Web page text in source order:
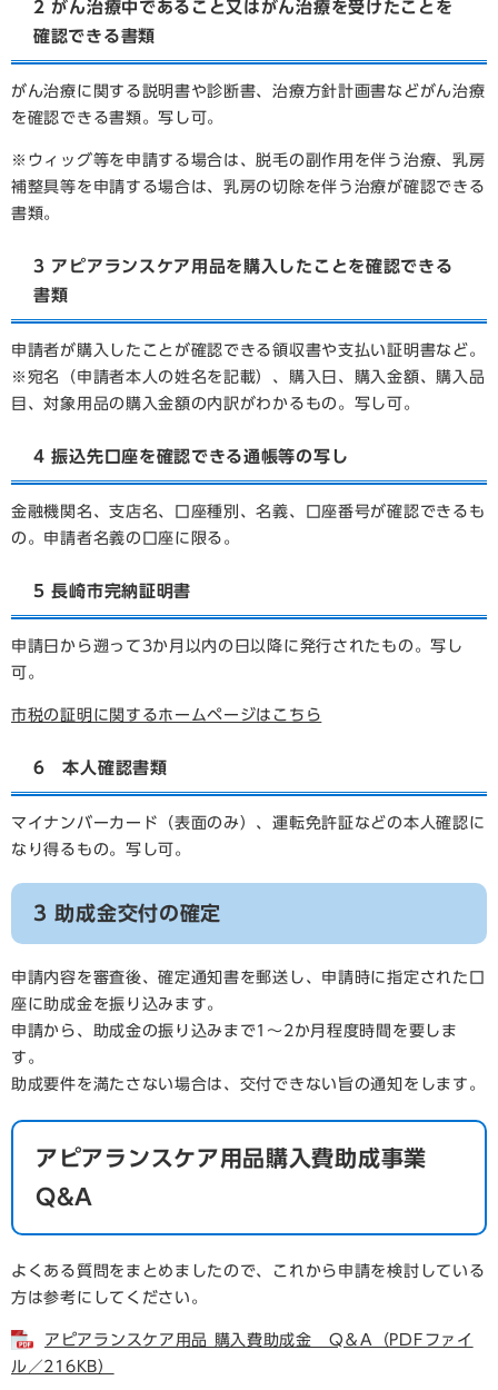
2 がん治療中であること又はがん治療を受けたことを
確認できる書類
がん治療に関する説明書や診断書、治療方針計画書などがん治療
を確認できる書類。写し可。
※ウィッグ等を申請する場合は、脱毛の副作用を伴う治療、乳房
補整具等を申請する場合は、乳房の切除を伴う治療が確認できる
書類。​
3 アピアランスケア用品を購入したことを確認できる
書類
申請者が購入したことが確認できる領収書や支払い証明書など。
※宛名（申請者本人の姓名を記載）、購入日、購入金額、購入品
目、対象用品の購入金額の内訳がわかるもの。写し可。
4 振込先口座を確認できる通帳等の写し
金融機関名、支店名、口座種別、名義、口座番号が確認できるも
の。申請者名義の口座に限る。
5 長崎市完納証明書
申請日から遡って3か月以内の日以降に発行されたもの。写し
可。
市税の証明に関するホームページはこちら
6 本人確認書類
マイナンバーカード（表面のみ）、運転免許証などの本人確認に
なり得るもの。写し可。
3 助成金交付の確定
申請内容を審査後、確定通知書を郵送し、申請時に指定された口
座に助成金を振り込みます。
申請から、助成金の振り込みまで1～2か月程度時間を要しま
す。
助成要件を満たさない場合は、交付できない旨の通知をします。
アピアランスケア用品購入費助成事業
Q&A
よくある質問をまとめましたので、これから申請を検討している
方は参考にしてください。
アピアランスケア用品 購入費助成金 Q＆A（PDFファイ
ル／216KB）